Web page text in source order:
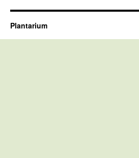
Plantarium